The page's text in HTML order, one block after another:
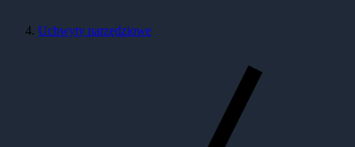
Uchwyty narzędziowe